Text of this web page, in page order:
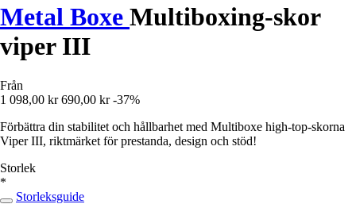
Metal Boxe Multiboxing-skor
viper III
Från
1 098,00 kr 690,00 kr -37%
Förbättra din stabilitet och hållbarhet med Multiboxe high-top-skorna
Viper III, riktmärket för prestanda, design och stöd!
Storlek
*
Storleksguide